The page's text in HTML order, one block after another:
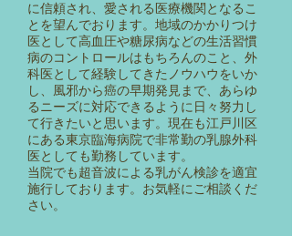
に信頼され、愛される医療機関となるこ
とを望んでおります。地域のかかりつけ
医として高血圧や糖尿病などの生活習慣
病のコントロールはもちろんのこと、外
科医として経験してきたノウハウをいか
し、風邪から癌の早期発見まで、あらゆ
るニーズに対応できるように日々努力し
て行きたいと思います。現在も江戸川区
にある東京臨海病院で非常勤の乳腺外科
医としても勤務しています。
当院でも超音波による乳がん検診を適宜
施行しております。 お気軽にご相談くだ
さい。